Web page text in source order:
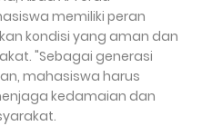
memiliki peran
kondisi yang aman dan
"Sebagai generasi
mahasiswa harus
kedamaian dan